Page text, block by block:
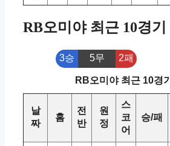
RB오미야 최근 10경기
3승 5무 2패
RB오미야 최근 10경기
날
짜
홈
전
반
원
정
스
코
어
승/패